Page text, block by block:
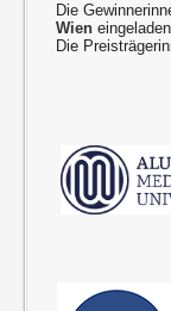
Die
Wien
Die